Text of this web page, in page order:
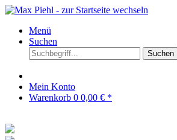
Menü
Suchen
Suchen
Mein Konto
Warenkorb 0 0,00 € *